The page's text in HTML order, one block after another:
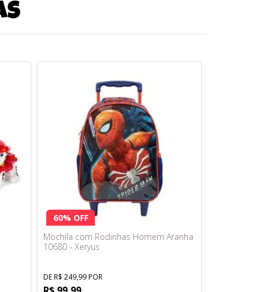
60% OFF
Mochila com Rodinhas Homem Aranha
10680 - Xeryus
DE R$ 249,99 POR